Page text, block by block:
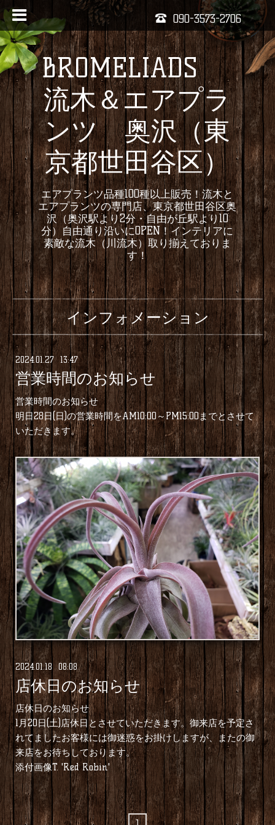
090-3573-2706
BROMELIADS
流木＆エアプラ
ンツ 奥沢（東
京都世田谷区）
エアプランツ品種100種以上販売！流木と
エアプランツの専門店、東京都世田谷区奥
沢（奥沢駅より2分・自由が丘駅より10
分）自由通り沿いにOPEN！インテリアに
素敵な流木（川流木）取り揃えておりま
す！
インフォメーション
2024.01.27 13:47
営業時間のお知らせ
営業時間のお知らせ
明日28日(日)の営業時間をAM10:00～PM15:00までとさせて
いただきます。
2024.01.18 08:08
店休日のお知らせ
店休日のお知らせ
1月20日(土)店休日とさせていただきます。御来店を予定さ
れてましたお客様には御迷惑をお掛けしますが、またの御
来店をお待ちしております。
添付画像T. 'Red Robin'
1